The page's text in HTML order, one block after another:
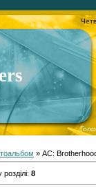
» AC:
: 8